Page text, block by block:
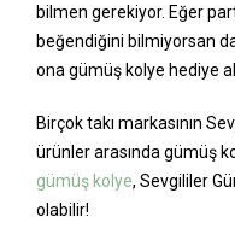
bilmen gerekiyor. Eğer
beğendiğini bilmiyorsan
ona gümüş kolye hediye
Birçok takı markasının
ürünler arasında gümüş
gümüş kolye, Sevgililer
olabilir!